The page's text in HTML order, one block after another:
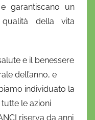
garantiscano un
della vita
e il benessere
dell’anno, e
individuato la
le azioni
riserva da anni